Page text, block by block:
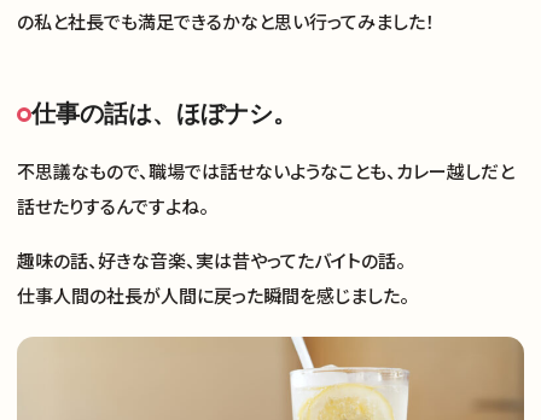
の私と社長でも満足できるかなと思い行ってみました！
仕事の話は、ほぼナシ。
不思議なもので、職場では話せないようなことも、カレー越しだと
話せたりするんですよね。
趣味の話、好きな音楽、実は昔やってたバイトの話。
仕事人間の社長が人間に戻った瞬間を感じました。